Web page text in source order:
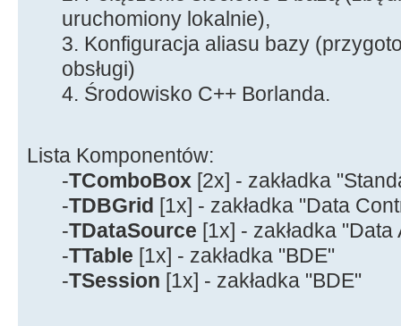
uruchomiony lokalnie),
3. Konfiguracja aliasu bazy
obsługi)
4. Środowisko C++ Borlanda.
Lista Komponentów:
-TComboBox [2x] - zakładka
-TDBGrid [1x] - zakładka "Data
-TDataSource [1x] - zakładka "Data
-TTable [1x] - zakładka "BDE"
-TSession [1x] - zakładka "BDE"